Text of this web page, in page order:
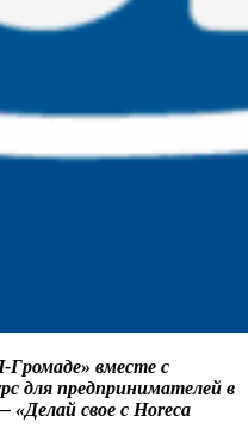
вместе с
для предпринимателей в
свое с Horeca